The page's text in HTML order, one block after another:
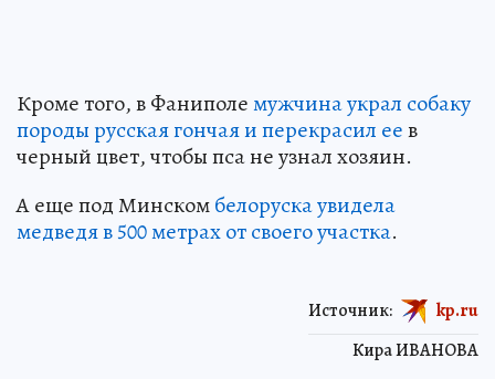
Кроме того, в Фаниполемужчина украл собаку
породы русская гончая и перекрасил еев
черный цвет, чтобы пса не узнал хозяин.
А еще под Минскомбелоруска увидела
медведя в 500 метрах от своего участка.
Кира ИВАНОВА
Источник: kp.ru